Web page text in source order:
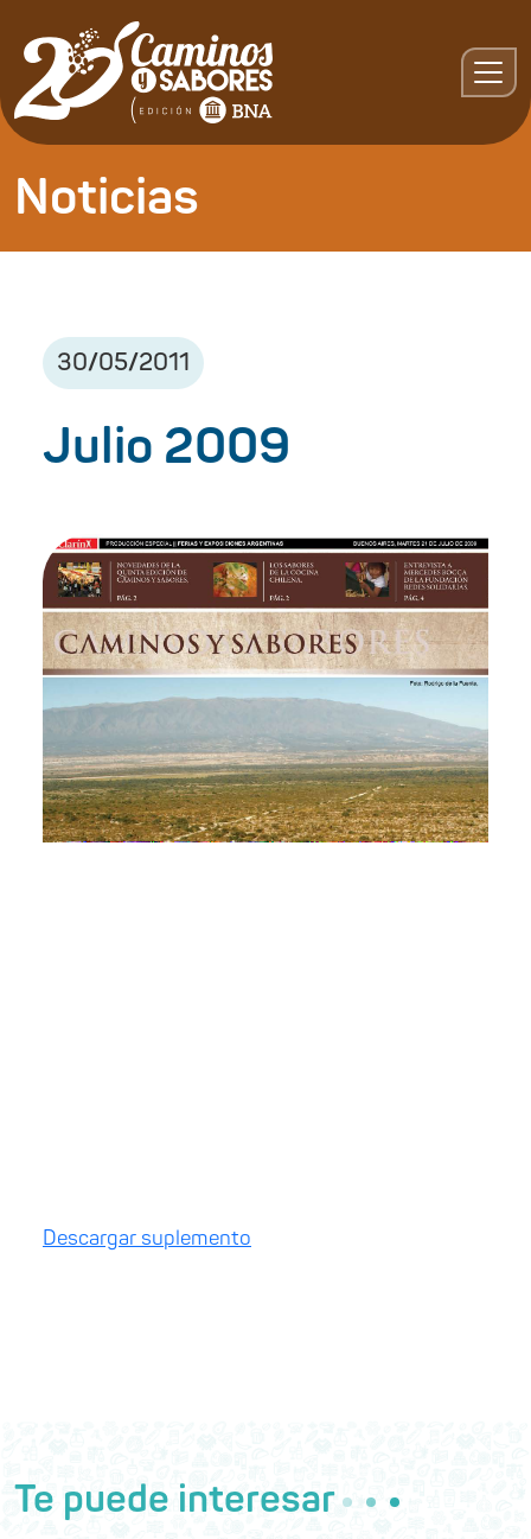
Noticias
30/05/2011
Julio 2009
Descargar suplemento
Te puede interesar